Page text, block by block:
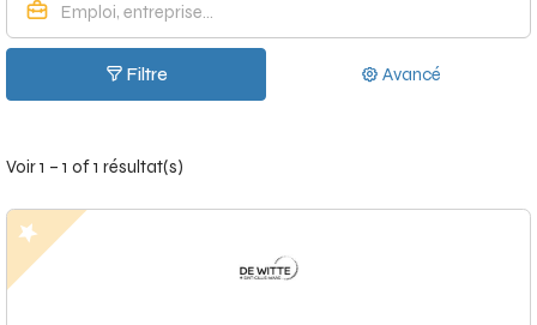
Filtre Avancé
Voir 1 – 1 of 1 résultat(s)